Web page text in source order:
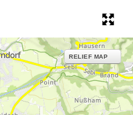
RELIEF MAP